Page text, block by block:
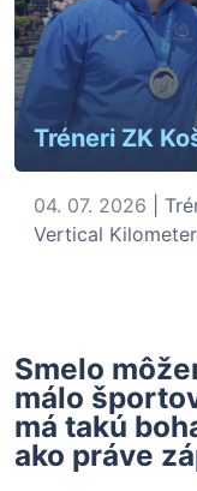
Tréneri ZK
04. 07. 2026 |
Vertical
Smelo
málo
má takú
ako práve